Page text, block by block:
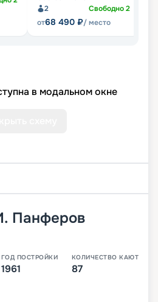
2 Свободно2
от68 490 ₽/ место
в модальном окне
Панферов
ГОД ПОСТРОЙКИ
1961
КОЛИЧЕСТВО КАЮТ
87